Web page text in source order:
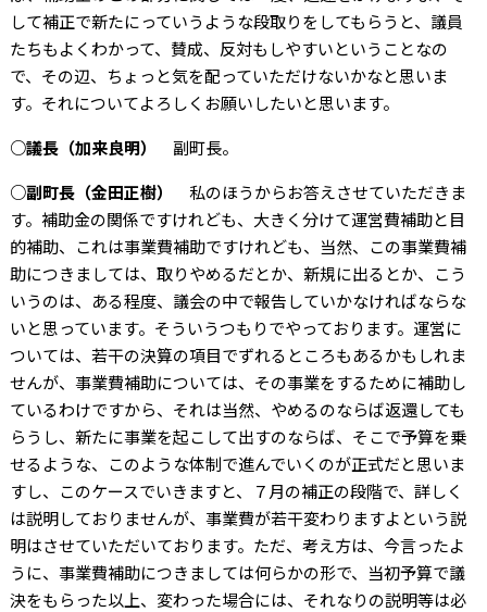
して補正で新たにっていうような段取りをしてもらうと、議員
たちもよくわかって、賛成、反対もしやすいということなの
で、その辺、ちょっと気を配っていただけないかなと思いま
す。それについてよろしくお願いしたいと思います。
○議長（加来良明）
副町長。
○副町長（金田正樹）
私のほうからお答えさせていただきま
す。補助金の関係ですけれども、大きく分けて運営費補助と目
的補助、これは事業費補助ですけれども、当然、この事業費補
助につきましては、取りやめるだとか、新規に出るとか、こう
いうのは、ある程度、議会の中で報告していかなければならな
いと思っています。そういうつもりでやっております。運営に
ついては、若干の決算の項目でずれるところもあるかもしれま
せんが、事業費補助については、その事業をするために補助し
ているわけですから、それは当然、やめるのならば返還しても
らうし、新たに事業を起こして出すのならば、そこで予算を乗
せるような、このような体制で進んでいくのが正式だと思いま
すし、このケースでいきますと、７月の補正の段階で、詳しく
は説明しておりませんが、事業費が若干変わりますよという説
明はさせていただいております。ただ、考え方は、今言ったよ
うに、事業費補助につきましては何らかの形で、当初予算で議
決をもらった以上、変わった場合には、それなりの説明等は必